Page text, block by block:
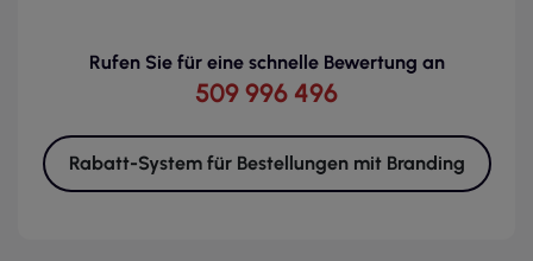
Rufen Sie für eine schnelle Bewertung an
509 996 496
Rabatt-System für Bestellungen mit Branding